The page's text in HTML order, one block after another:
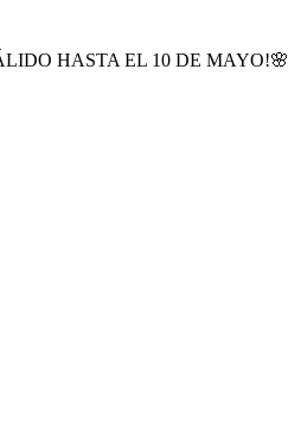
HASTA EL 10 DE MAYO!🌸